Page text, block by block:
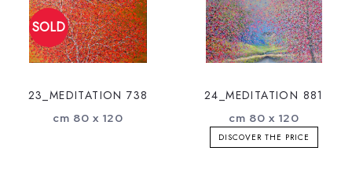
23_MEDITATION 738
cm 80 x 120
24_MEDITATION 881
cm 80 x 120
DISCOVER THE PRICE